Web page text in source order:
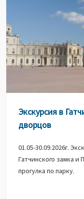
Экскурсия в
дворцов
01.05-30.09.2026г.
Гатчинского замка и
прогулка по парку.